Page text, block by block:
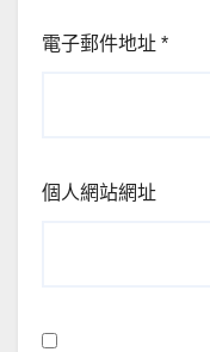
電子郵件地址 *
個人網站網址